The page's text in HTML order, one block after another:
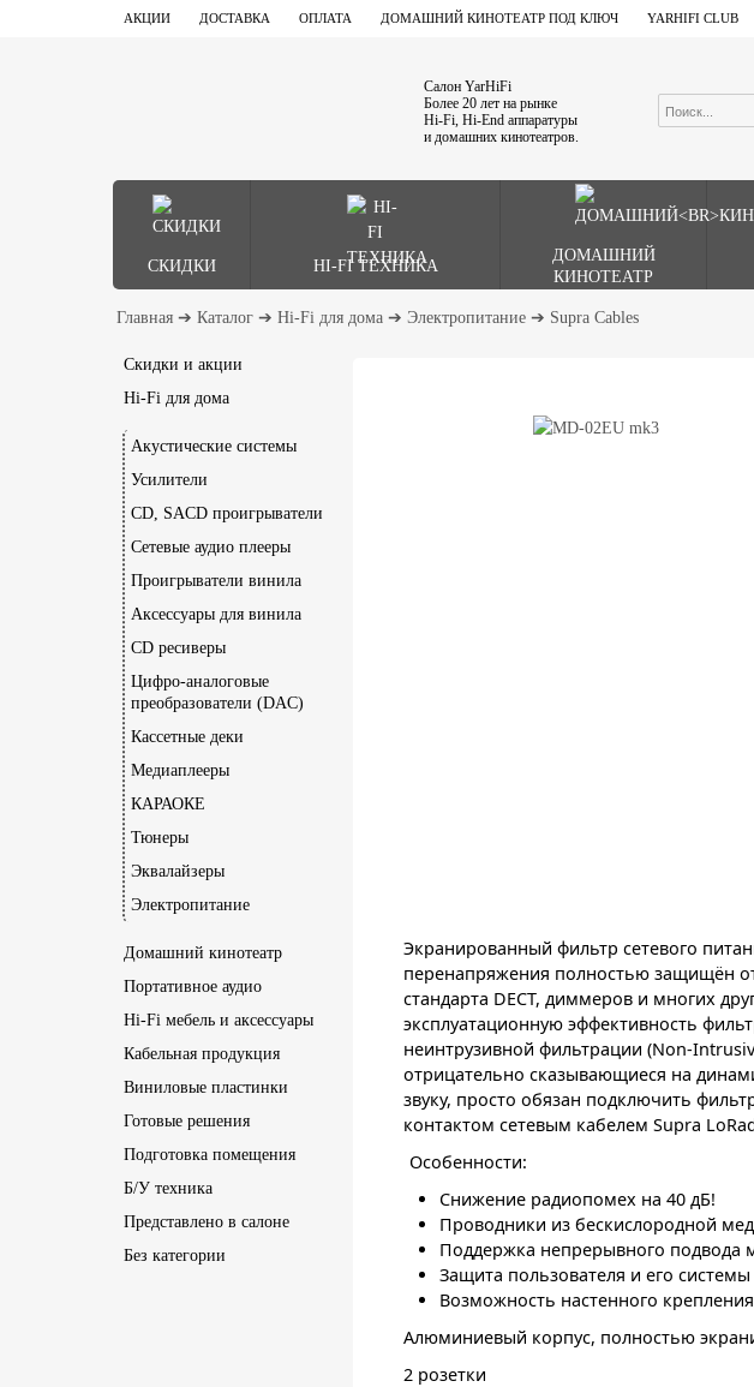
АКЦИИ ДОСТАВКА ОПЛАТА ДОМАШНИЙ КИНОТЕАТР ПОД КЛЮЧ YARHIFI CLUB
Салон YarHiFi
Более 20 лет на рынке
Hi-Fi, Hi-End аппаратуры
и домашних кинотеатров.
СКИДКИ HI-FI ТЕХНИКА
ДОМАШНИЙ
КИНОТЕАТР
Главная ➔ Каталог ➔ Hi-Fi для дома ➔ Электропитание ➔ Supra Cables
Скидки и акции
Hi-Fi для дома
Акустические системы
Усилители
CD, SACD проигрыватели
Сетевые аудио плееры
Проигрыватели винила
Аксессуары для винила
CD ресиверы
Цифро-аналоговые
преобразователи (DAC)
Кассетные деки
Медиаплееры
КАРАОКЕ
Тюнеры
Эквалайзеры
Электропитание
Домашний кинотеатр
Портативное аудио
Hi-Fi мебель и аксессуары
Кабельная продукция
Виниловые пластинки
Готовые решения
Подготовка помещения
Б/У техника
Представлено в салоне
Без категории
Экранированный фильтр сетевого
перенапряжения полностью защищён
стандарта DECT, диммеров и многих
эксплуатационную эффективность
неинтрузивной фильтрации (Non-
отрицательно сказывающиеся на
звуку, просто обязан подключить
контактом сетевым кабелем Supra
Особенности:
Снижение радиопомех на 40 дБ!
Проводники из бескислородной
Поддержка непрерывного подвода
Защита пользователя и его
Возможность настенного крепления
Алюминиевый корпус, полностью
2 розетки